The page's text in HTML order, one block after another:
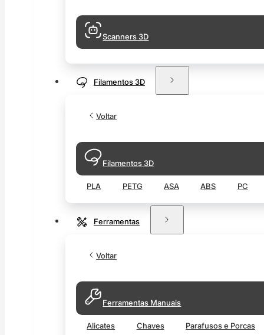
Scanners 3D
Filamentos 3D
Voltar
Filamentos 3D
PLA PETG ASA ABS PC
Ferramentas
Voltar
Ferramentas Manuais
Alicates Chaves Parafusos e Porcas